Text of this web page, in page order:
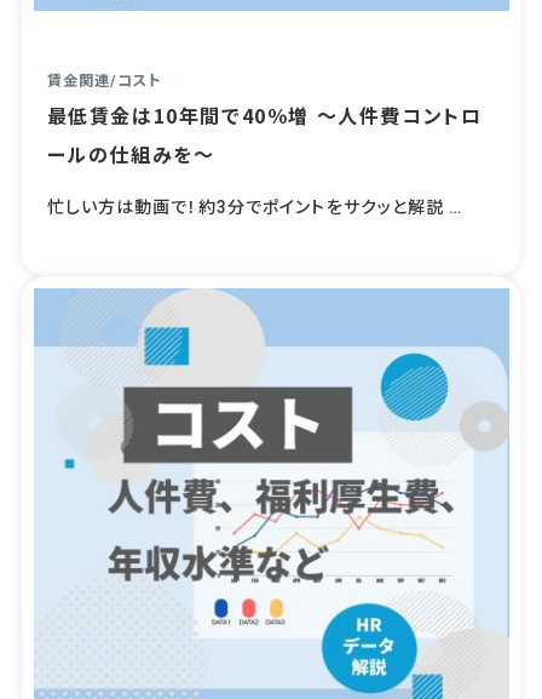
賃金関連/コスト
最低賃金は10年間で40％増 ～人件費コントロ
ールの仕組みを～
忙しい方は動画で！約3分でポイントをサクッと解説 …